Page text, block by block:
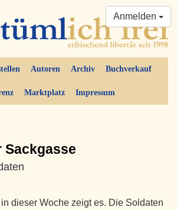
Autoren Archiv Buchverkauf
Marktplatz Impressum
Anmelden
Sackgasse
dieser Woche zeigt es. Die Soldaten